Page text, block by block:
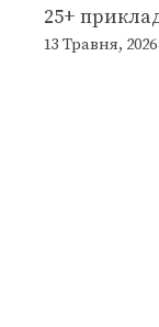
25+
13 Травня, 2026